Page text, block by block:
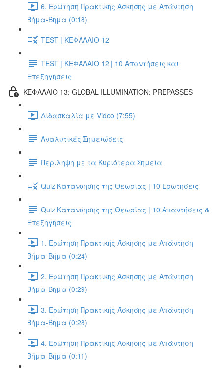
6. Ερώτηση Πρακτικής Άσκησης με Απάντηση
Βήμα-Βήμα (0:18)
TEST | ΚΕΦΑΛΑΙΟ 12
TEST | ΚΕΦΑΛΑΙΟ 12 | 10 Απαντήσεις και
Επεξηγήσεις
ΚΕΦΑΛΑΙΟ 13: GLOBAL ILLUMINATION: PREPASSES
Διδασκαλία με Video (7:55)
Αναλυτικές Σημειώσεις
Περίληψη με τα Κυριότερα Σημεία
Quiz Κατανόησης της Θεωρίας | 10 Ερωτήσεις
Quiz Κατανόησης της Θεωρίας | 10 Απαντήσεις &
Επεξηγήσεις
1. Ερώτηση Πρακτικής Άσκησης με Απάντηση
Βήμα-Βήμα (0:24)
2. Ερώτηση Πρακτικής Άσκησης με Απάντηση
Βήμα-Βήμα (0:29)
3. Ερώτηση Πρακτικής Άσκησης με Απάντηση
Βήμα-Βήμα (0:28)
4. Ερώτηση Πρακτικής Άσκησης με Απάντηση
Βήμα-Βήμα (0:11)